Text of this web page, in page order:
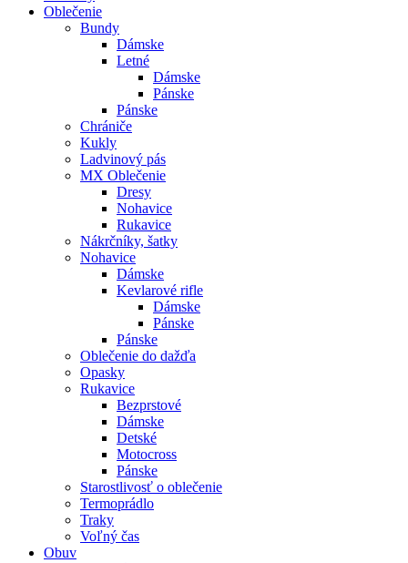
Oblečenie
Bundy
Dámske
Letné
Dámske
Pánske
Pánske
Chrániče
Kukly
Ladvinový pás
MX Oblečenie
Dresy
Nohavice
Rukavice
Nákrčníky, šatky
Nohavice
Dámske
Kevlarové rifle
Dámske
Pánske
Pánske
Oblečenie do dažďa
Opasky
Rukavice
Bezprstové
Dámske
Detské
Motocross
Pánske
Starostlivosť o oblečenie
Termoprádlo
Traky
Voľný čas
Obuv